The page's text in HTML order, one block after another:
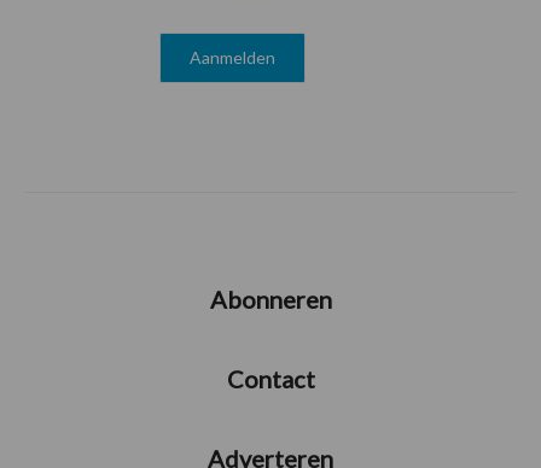
Abonneren
Contact
Adverteren